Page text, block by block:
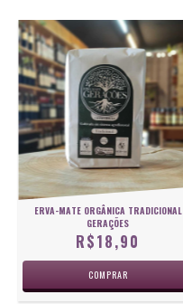
ERVA-MATE ORGÂNICA TRADICIONAL
GERAÇÕES
R$18,90